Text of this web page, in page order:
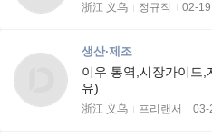
浙江 义乌 정규직 02-19
생산·제조
이우 통역,시장가이드,
유)
浙江 义乌 프리랜서 03-